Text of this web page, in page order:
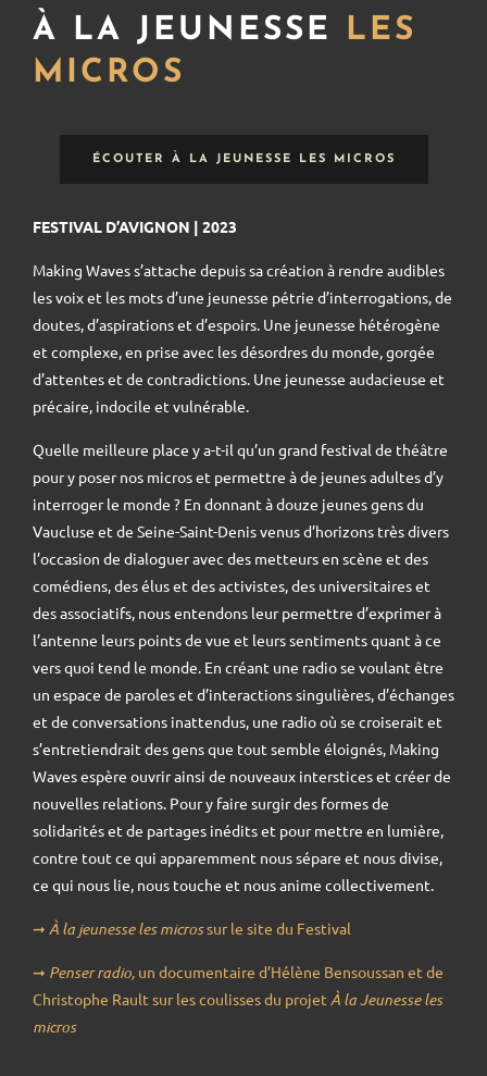
À LA JEUNESSE LES
MICROS
ÉCOUTER À LA JEUNESSE LES MICROS
FESTIVAL D’AVIGNON | 2023
Making Waves s’attache depuis sa création à rendre audibles
les voix et les mots d’une jeunesse pétrie d’interrogations, de
doutes, d’aspirations et d’espoirs. Une jeunesse hétérogène
et complexe, en prise avec les désordres du monde, gorgée
d’attentes et de contradictions. Une jeunesse audacieuse et
précaire, indocile et vulnérable.
Quelle meilleure place y a-t-il qu’un grand festival de théâtre
pour y poser nos micros et permettre à de jeunes adultes d’y
interroger le monde ? En donnant à douze jeunes gens du
Vaucluse et de Seine-Saint-Denis venus d’horizons très divers
l’occasion de dialoguer avec des metteurs en scène et des
comédiens, des élus et des activistes, des universitaires et
des associatifs, nous entendons leur permettre d’exprimer à
l’antenne leurs points de vue et leurs sentiments quant à ce
vers quoi tend le monde. En créant une radio se voulant être
un espace de paroles et d’interactions singulières, d’échanges
et de conversations inattendus, une radio où se croiserait et
s’entretiendrait des gens que tout semble éloignés, Making
Waves espère ouvrir ainsi de nouveaux interstices et créer de
nouvelles relations. Pour y faire surgir des formes de
solidarités et de partages inédits et pour mettre en lumière,
contre tout ce qui apparemment nous sépare et nous divise,
ce qui nous lie, nous touche et nous anime collectivement.
➞ À la jeunesse les microssur le site du Festival
➞ Penser radio, un documentaire d’Hélène Bensoussan et de
Christophe Rault sur les coulisses du projet À la Jeunesse les
micros